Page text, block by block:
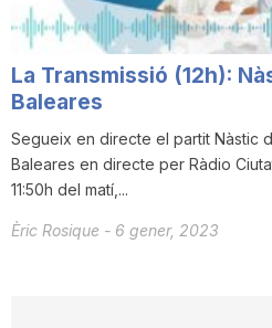
a
r
r
La Transmissió (12h):
Baleares
Segueix en directe el partit Nàstic
Baleares en directe per Ràdio
11:50h del matí,...
Èric Rosique - 6 gener, 2023